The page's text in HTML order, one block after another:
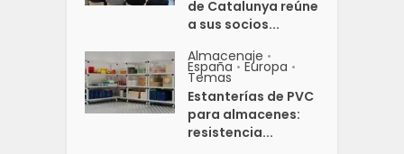
de Catalunya reúne
a sus socios...
Almacenaje •
España • Europa •
Temas
Estanterías de PVC
para almacenes:
resistencia...